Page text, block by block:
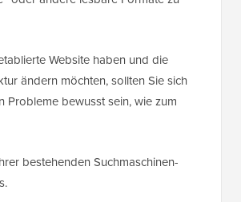
Website haben und die
ändern möchten, sollten Sie sich
Probleme bewusst sein, wie zum
bestehenden Suchmaschinen-